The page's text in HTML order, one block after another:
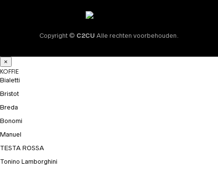
Copyright © C2CU Alle rechten voorbehouden.
×
KOFFIE
Bialetti
Bristot
Breda
Bonomi
Manuel
TESTA ROSSA
Tonino Lamborghini